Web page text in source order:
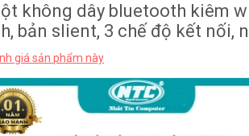
không dây bluetooth kiêm
bản slient, 3 chế độ kết nối,
giá sản phẩm này